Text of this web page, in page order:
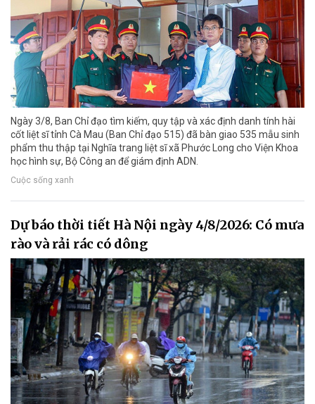
Ngày 3/8, Ban Chỉ đạo tìm kiếm, quy tập và xác định danh tính hài
cốt liệt sĩ tỉnh Cà Mau (Ban Chỉ đạo 515) đã bàn giao 535 mẫu sinh
phẩm thu thập tại Nghĩa trang liệt sĩ xã Phước Long cho Viện Khoa
học hình sự, Bộ Công an để giám định ADN.
Cuộc sống xanh
Dự báo thời tiết Hà Nội ngày 4/8/2026: Có mưa
rào và rải rác có dông